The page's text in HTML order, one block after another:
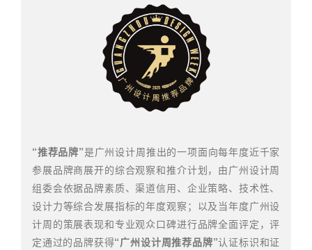
“推荐品牌”是广州设计周推出的一项面向每年度近千家
参展品牌商展开的综合观察和推介计划，由广州设计周
组委会依据品牌素质、渠道信用、企业策略、技术性、
设计力等综合发展指标的年度观察；以及当年度广州设
计周的策展表现和专业观众口碑进行品牌全面评定，评
定通过的品牌获得“广州设计周推荐品牌”认证标识和证